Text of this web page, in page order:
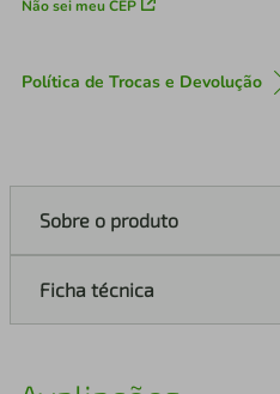
Não sei meu CEP
Política de Trocas e Devolução
Sobre o produto
Ficha técnica